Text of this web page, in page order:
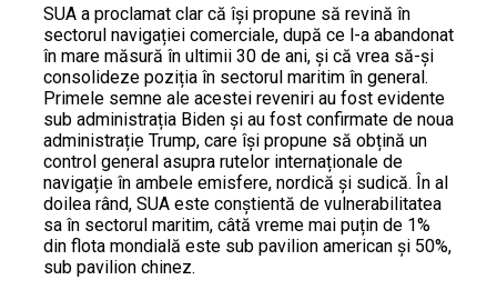
SUA a proclamat clar că își propune să revină în
sectorul navigației comerciale, după ce l-a abandonat
în mare măsură în ultimii 30 de ani, și că vrea să-și
consolideze poziția în sectorul maritim în general.
Primele semne ale acestei reveniri au fost evidente
sub administrația Biden și au fost confirmate de noua
administrație Trump, care își propune să obțină un
control general asupra rutelor internaționale de
navigație în ambele emisfere, nordică și sudică. În al
doilea rând, SUA este conștientă de vulnerabilitatea
sa în sectorul maritim, câtă vreme mai puțin de 1%
din flota mondială este sub pavilion american și 50%,
sub pavilion chinez.